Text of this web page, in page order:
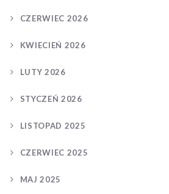
CZERWIEC 2026
KWIECIEŃ 2026
LUTY 2026
STYCZEŃ 2026
LISTOPAD 2025
CZERWIEC 2025
MAJ 2025